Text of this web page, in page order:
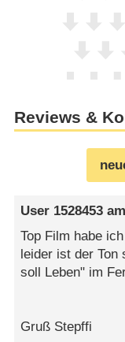
Reviews &
User 1528453 am
Top Film habe
leider ist der Ton
soll Leben" im
Gruß Stepffi